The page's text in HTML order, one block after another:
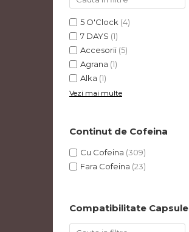
5 O'Clock (4)
7 DAYS (1)
Accesorii (5)
Agrana (1)
Alka (1)
Vezi mai multe
Continut de Cofeina
Cu Cofeina (309)
Fara Cofeina (23)
Compatibilitate Capsule